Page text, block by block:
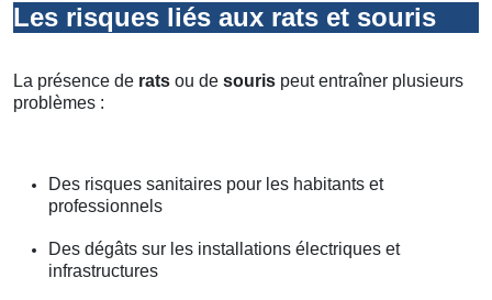
Les risques liés aux rats et souris
La présence de rats ou de souris peut entraîner plusieurs
problèmes :
Des risques sanitaires pour les habitants et
professionnels
Des dégâts sur les installations électriques et
infrastructures